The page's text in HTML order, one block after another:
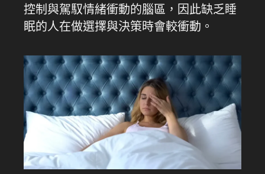
控制與駕馭情緒衝動的腦區，因此缺乏睡
眠的人在做選擇與決策時會較衝動。